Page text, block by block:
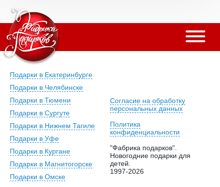
Подарки в Екатеринбурге
Подарки в Челябинске
Подарки в Тюмени
Подарки в Сургуте
Подарки в Нижнем Тагиле
Подарки в Уфе
Подарки в Кургане
Подарки в Магнитогорске
Подарки в Омске
Согласие на обработку
персональных данных
Политика
конфиденциальности
"Фабрика подарков".
Новогодние подарки для
детей.
1997-2026